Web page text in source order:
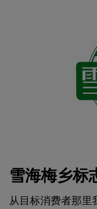
雪海梅乡标
从目标消费者那里